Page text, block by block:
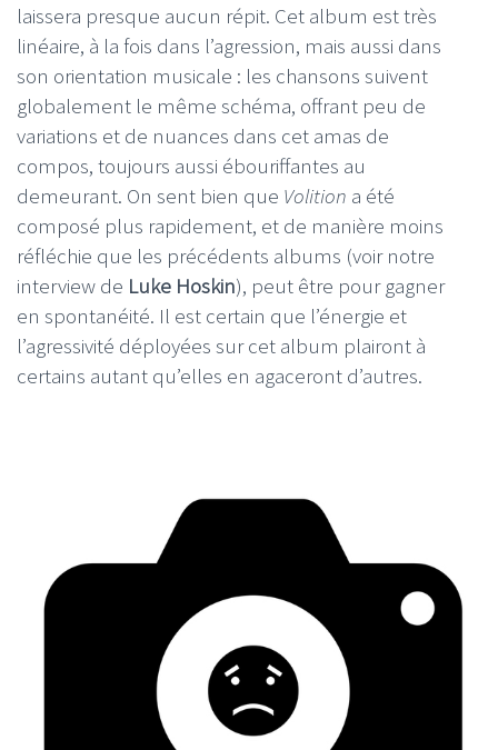
laissera presque aucun répit. Cet album est très
linéaire, à la fois dans l’agression, mais aussi dans
son orientation musicale : les chansons suivent
globalement le même schéma, offrant peu de
variations et de nuances dans cet amas de
compos, toujours aussi ébouriffantes au
demeurant. On sent bien que Volition a été
composé plus rapidement, et de manière moins
réfléchie que les précédents albums (voir notre
interview de Luke Hoskin), peut être pour gagner
en spontanéité. Il est certain que l’énergie et
l’agressivité déployées sur cet album plairont à
certains autant qu’elles en agaceront d’autres.